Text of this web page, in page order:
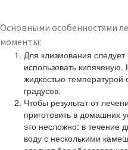
Основными особенностями
моменты:
Для клизмования
использовать
жидкостью температурой
градусов.
Чтобы результат от
приготовить в домашних
это несложно: в течение
воду с несколькими